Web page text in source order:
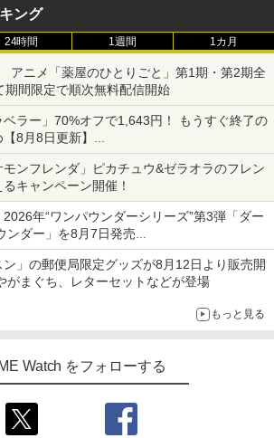
ング
24時間 1週間 1カ月
ニメ「薬屋のひとりごと」第1期・第2期全
期間限定で順次無料配信開始
ベラー」70%オフで1,643円！ もうすぐ終了の
8月8日更新】
ップでは「大神 絶景版」が67%オフで990円
ンフレンダ」ピカチュウ&ゼラオラのフレン
キャンペーン開催！
年“ワンパウンダーシリーズ”第3弾「ダー
ンダー」を8月7日発売
ヨソース」を使用した超大型チーズバーガー
ン」の郵便局限定グッズが8月12日より販売開
がまぐち、レターセットなどが登場
もっと見る
Watch をフォローする